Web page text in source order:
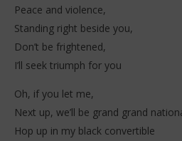
NOW
Faouzia – PEACE & VIOLENCE
Peace and violence,
Standing right beside you,
Don’t be frightened,
I’ll seek triumph for you
Oh, if you let me,
Next up, we’ll be grand grand
Hop up in my black convertible